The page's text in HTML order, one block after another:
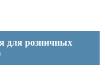
для розничных